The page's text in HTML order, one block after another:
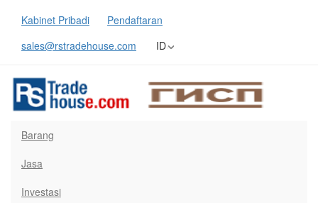
Kabinet Pribadi
Pendaftaran
sales@rstradehouse.com
ID
Barang
Jasa
Investasi